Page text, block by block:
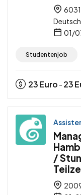
01/
Studentenjob
23Euro - 23
/